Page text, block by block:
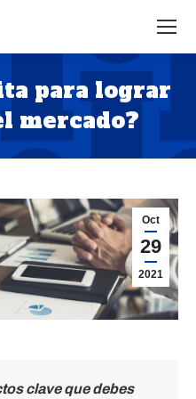
para lograr
mercado?
Estás aquí:
Oct
29
2021
clave que debes